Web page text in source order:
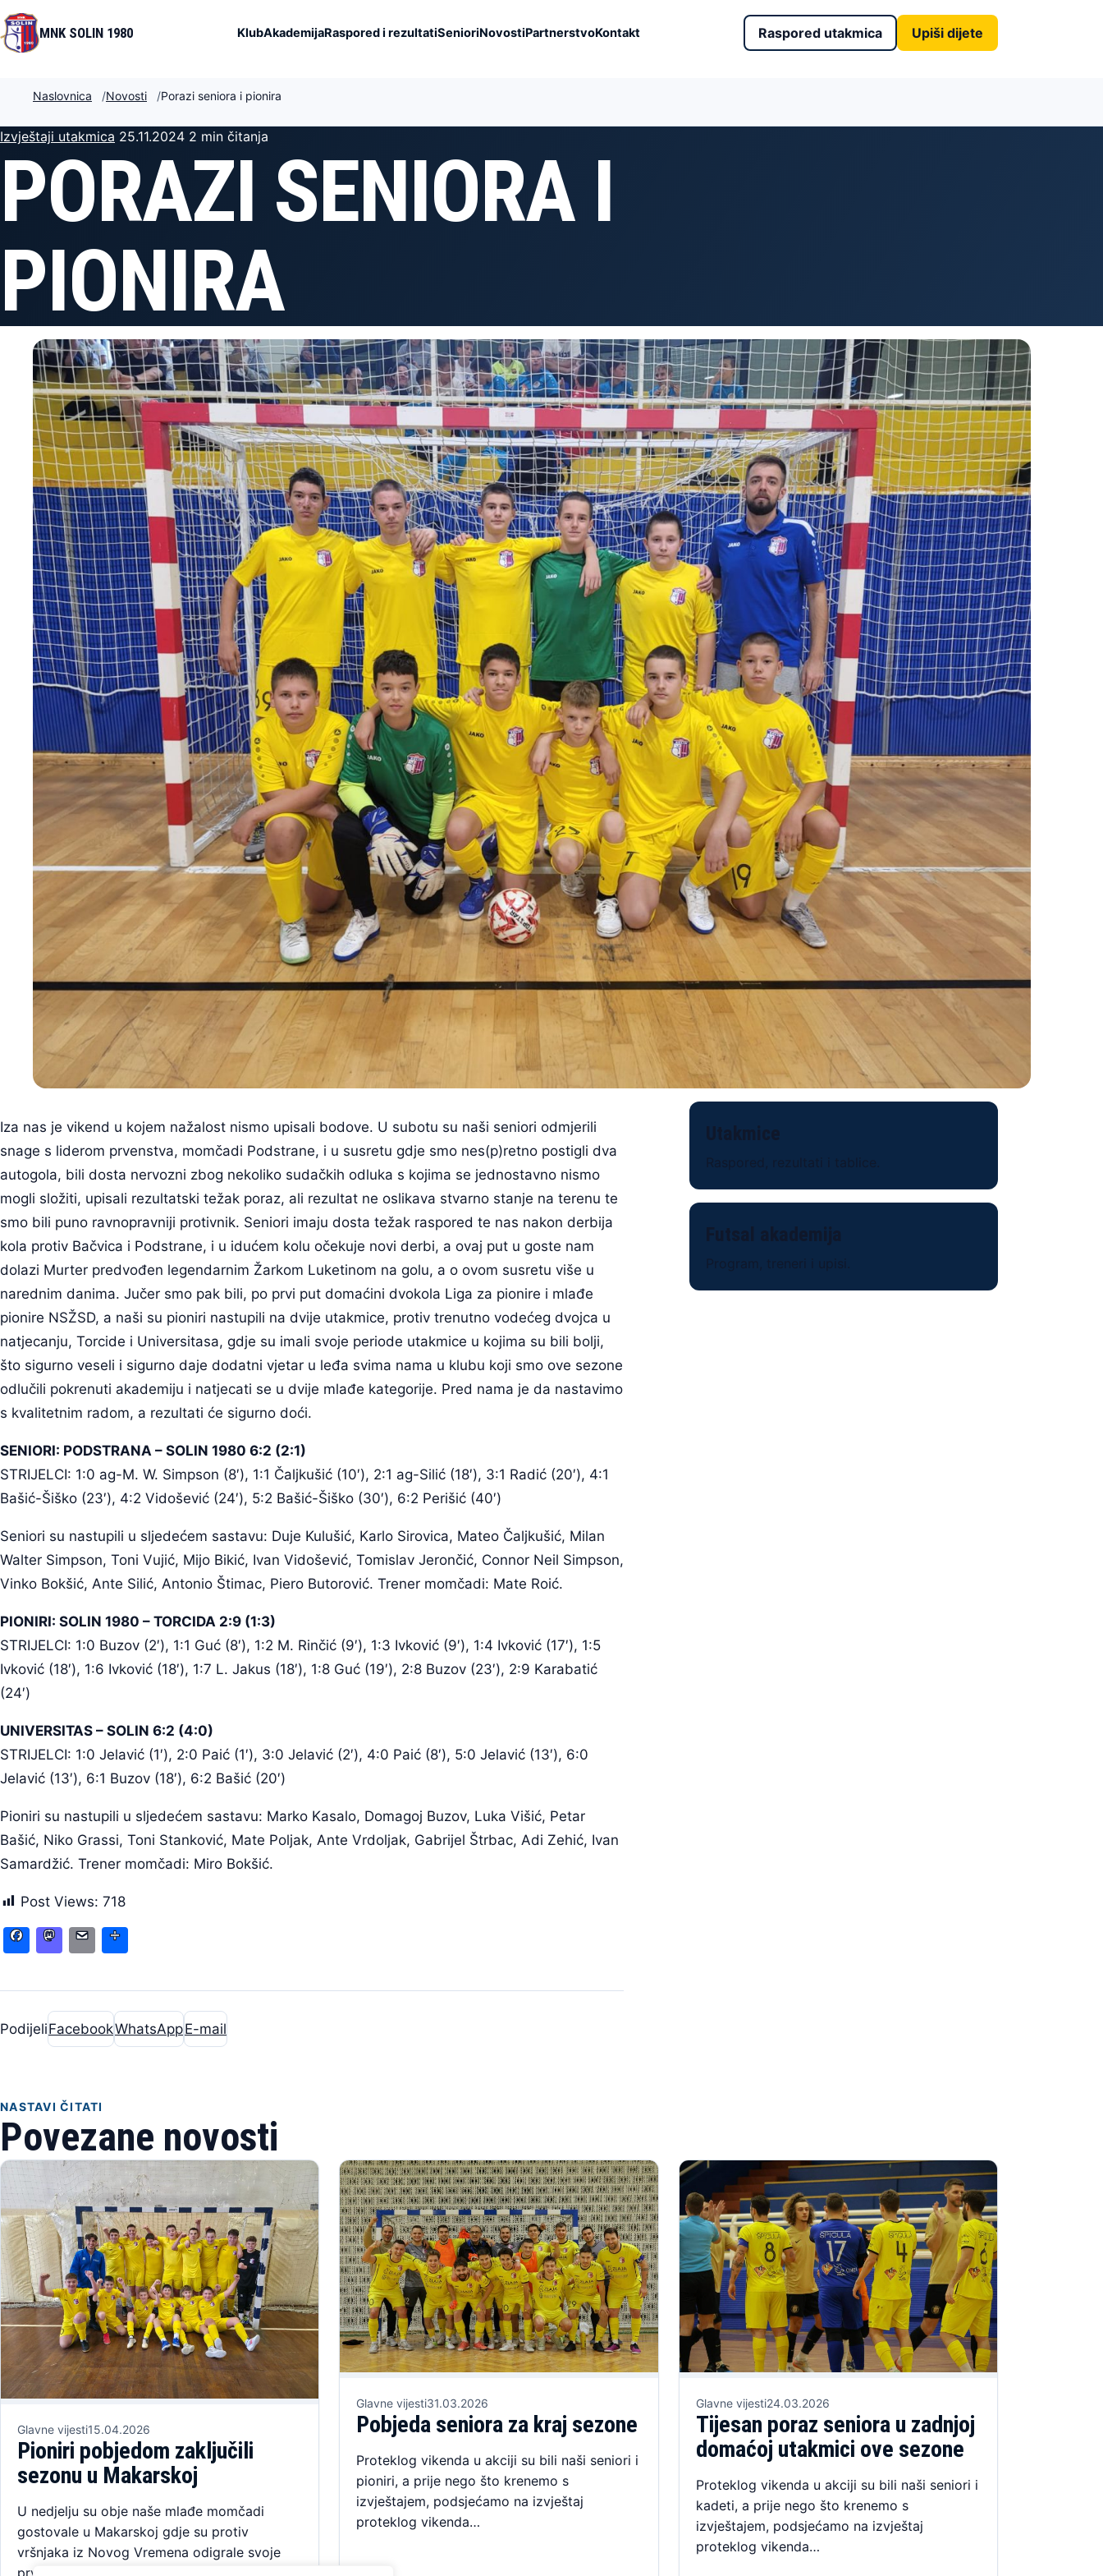
MNK SOLIN 1980 KlubAkademijaRaspored i rezultatiSenioriNovostiPartnerstvoKontakt Raspored utakmica Upiši dijete
Naslovnica Novosti Porazi seniora i pionira
Izvještaji utakmica 25.11.2024 2 min čitanja
PORAZI SENIORA I
PIONIRA
Iza nas je vikend u kojem nažalost nismo upisali bodove. U subotu su naši seniori odmjerili
snage s liderom prvenstva, momčadi Podstrane, i u susretu gdje smo nes(p)retno postigli dva
autogola, bili dosta nervozni zbog nekoliko sudačkih odluka s kojima se jednostavno nismo
mogli složiti, upisali rezultatski težak poraz, ali rezultat ne oslikava stvarno stanje na terenu te
smo bili puno ravnopravniji protivnik. Seniori imaju dosta težak raspored te nas nakon derbija
kola protiv Bačvica i Podstrane, i u idućem kolu očekuje novi derbi, a ovaj put u goste nam
dolazi Murter predvođen legendarnim Žarkom Luketinom na golu, a o ovom susretu više u
narednim danima. Jučer smo pak bili, po prvi put domaćini dvokola Liga za pionire i mlađe
pionire NSŽSD, a naši su pioniri nastupili na dvije utakmice, protiv trenutno vodećeg dvojca u
natjecanju, Torcide i Universitasa, gdje su imali svoje periode utakmice u kojima su bili bolji,
što sigurno veseli i sigurno daje dodatni vjetar u leđa svima nama u klubu koji smo ove sezone
odlučili pokrenuti akademiju i natjecati se u dvije mlađe kategorije. Pred nama je da nastavimo
s kvalitetnim radom, a rezultati će sigurno doći.
SENIORI: PODSTRANA – SOLIN 1980 6:2 (2:1)
STRIJELCI: 1:0 ag-M. W. Simpson (8′), 1:1 Čaljkušić (10′), 2:1 ag-Silić (18′), 3:1 Radić (20′), 4:1
Bašić-Šiško (23′), 4:2 Vidošević (24′), 5:2 Bašić-Šiško (30′), 6:2 Perišić (40′)
Seniori su nastupili u sljedećem sastavu: Duje Kulušić, Karlo Sirovica, Mateo Čaljkušić, Milan
Walter Simpson, Toni Vujić, Mijo Bikić, Ivan Vidošević, Tomislav Jerončić, Connor Neil Simpson,
Vinko Bokšić, Ante Silić, Antonio Štimac, Piero Butorović. Trener momčadi: Mate Roić.
PIONIRI: SOLIN 1980 – TORCIDA 2:9 (1:3)
STRIJELCI: 1:0 Buzov (2′), 1:1 Guć (8′), 1:2 M. Rinčić (9′), 1:3 Ivković (9′), 1:4 Ivković (17′), 1:5
Ivković (18′), 1:6 Ivković (18′), 1:7 L. Jakus (18′), 1:8 Guć (19′), 2:8 Buzov (23′), 2:9 Karabatić
(24′)
UNIVERSITAS – SOLIN 6:2 (4:0)
STRIJELCI: 1:0 Jelavić (1′), 2:0 Paić (1′), 3:0 Jelavić (2′), 4:0 Paić (8′), 5:0 Jelavić (13′), 6:0
Jelavić (13′), 6:1 Buzov (18′), 6:2 Bašić (20′)
Pioniri su nastupili u sljedećem sastavu: Marko Kasalo, Domagoj Buzov, Luka Višić, Petar
Bašić, Niko Grassi, Toni Stanković, Mate Poljak, Ante Vrdoljak, Gabrijel Štrbac, Adi Zehić, Ivan
Samardžić. Trener momčadi: Miro Bokšić.
Post Views: 718
Facebook
Mastodon
Email
PodijeliFacebookWhatsAppE-mail
Utakmice
Raspored, rezultati i tablice.
Futsal akademija
Program, treneri i upisi.
NASTAVI ČITATI
Povezane novosti
Glavne vijesti15.04.2026
Pioniri pobjedom zaključili
sezonu u Makarskoj
U nedjelju su obje naše mlađe momčadi
gostovale u Makarskoj gdje su protiv
vršnjaka iz Novog Vremena odigrale svoje
Glavne vijesti31.03.2026
Pobjeda seniora za kraj sezone
Proteklog vikenda u akciji su bili naši seniori i
pioniri, a prije nego što krenemo s
izvještajem, podsjećamo na izvještaj
proteklog vikenda…
Glavne vijesti24.03.2026
Tijesan poraz seniora u zadnjoj
domaćoj utakmici ove sezone
Proteklog vikenda u akciji su bili naši seniori i
kadeti, a prije nego što krenemo s
izvještajem, podsjećamo na izvještaj
proteklog vikenda…